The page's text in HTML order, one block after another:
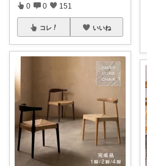
0 0 151
コレ いいね